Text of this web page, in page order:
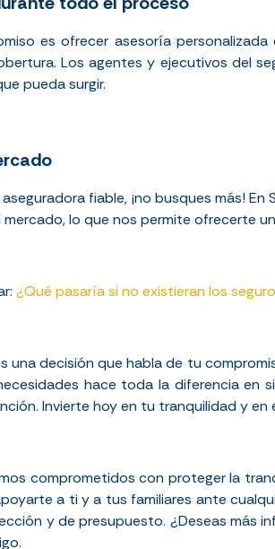
es ofrecer asesoría
Los agentes y ejecutivos del
pueda surgir.
fiable, ¡no busques más!
lo que nos permite ofrecerte
¿Qué pasaría si no existieran los
una decisión que habla de tu
hace toda la diferencia en
Invierte hoy en tu tranquilidad y en
comprometidos con proteger la
a ti y a tus familiares ante
y de presupuesto. ¿Deseas más